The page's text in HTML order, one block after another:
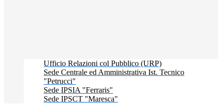
Ufficio Relazioni col Pubblico (URP)
Sede Centrale ed Amministrativa Ist. Tecnico
"Petrucci"
Sede IPSIA "Ferraris"
Sede IPSCT "Maresca"